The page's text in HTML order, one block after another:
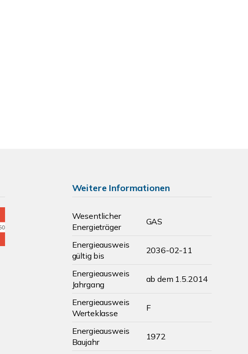
Weitere Informationen
Wesentlicher
Energieträger
GAS
Energieausweis
gültig bis
2036-02-11
Energieausweis
Jahrgang
ab dem 1.5.2014
Energieausweis
Werteklasse
F
Energieausweis
Baujahr
1972